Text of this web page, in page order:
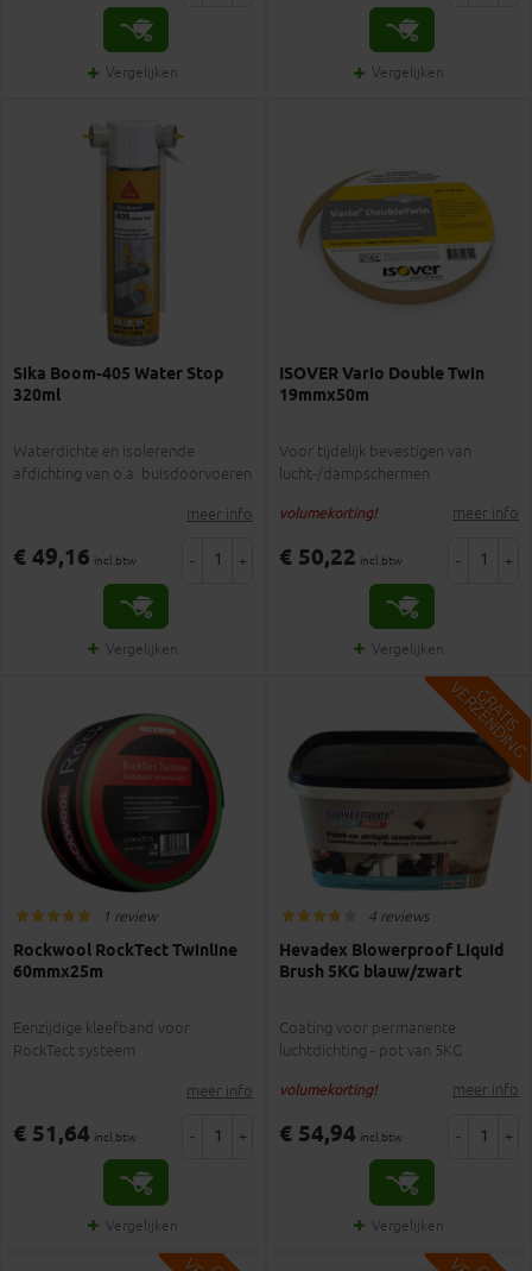
Vergelijken Vergelijken
Sika Boom-405 Water Stop
320ml
Waterdichte en isolerende
afdichting van o.a. buisdoorvoeren
meer info
€ 49,16 incl.btw - +
Vergelijken
ISOVER Vario Double Twin
19mmx50m
Voor tijdelijk bevestigen van
lucht-/dampschermen
volumekorting! meer info
€ 50,22 incl.btw - +
Vergelijken
1 review
Rockwool RockTect Twinline
60mmx25m
Eenzijdige kleefband voor
RockTect systeem
meer info
€ 51,64 incl.btw - +
Vergelijken
G
R
A
T
I
S
V
E
R
Z
E
N
D
I
N
G
4 reviews
Hevadex Blowerproof Liquid
Brush 5KG blauw/zwart
Coating voor permanente
luchtdichting - pot van 5KG
volumekorting! meer info
€ 54,94 incl.btw - +
Vergelijken